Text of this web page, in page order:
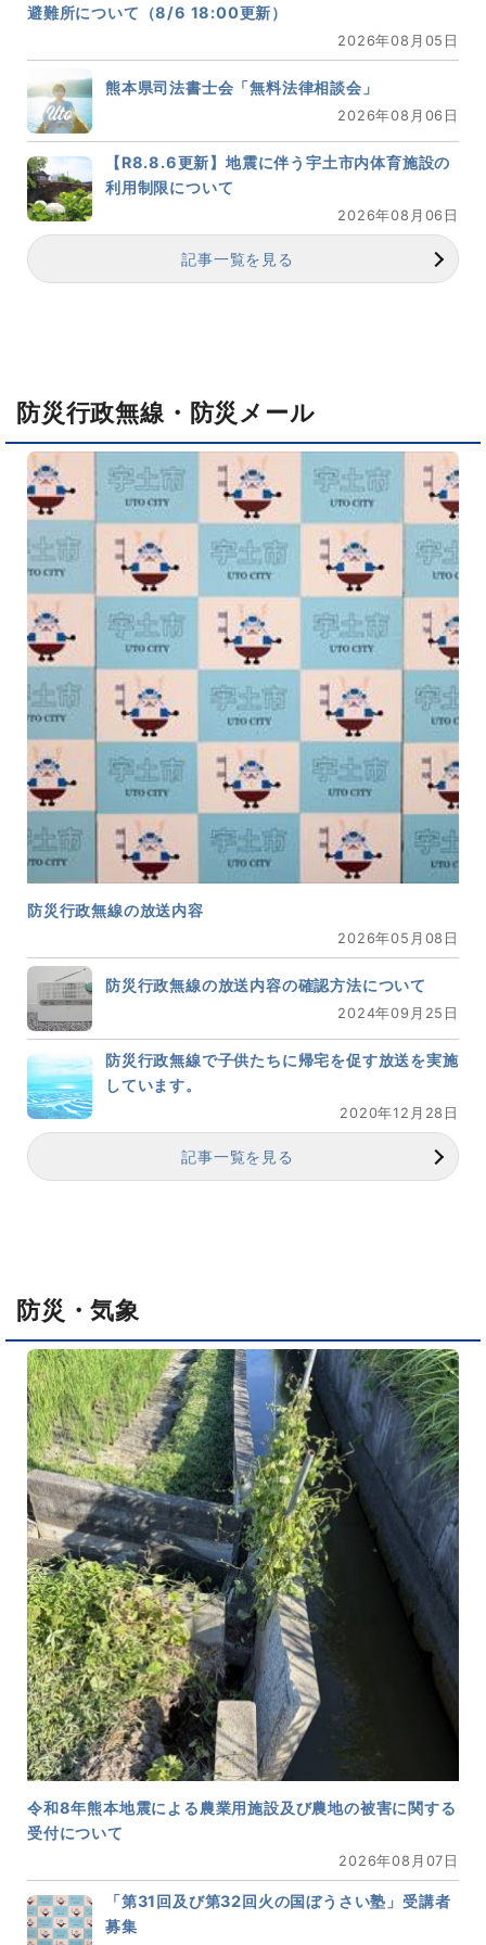
避難所について（8/6 18:00更新）
2026年08月05日
熊本県司法書士会「無料法律相談会」
2026年08月06日
【R8.8.6更新】地震に伴う宇土市内体育施設の
利用制限について
2026年08月06日
記事一覧を見る
防災行政無線・防災メール
防災行政無線の放送内容
2026年05月08日
防災行政無線の放送内容の確認方法について
2024年09月25日
防災行政無線で子供たちに帰宅を促す放送を実施
しています。
2020年12月28日
記事一覧を見る
防災・気象
令和8年熊本地震による農業用施設及び農地の被害に関する
受付について
2026年08月07日
「第31回及び第32回火の国ぼうさい塾」受講者
募集